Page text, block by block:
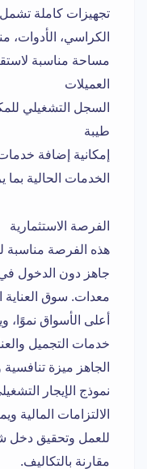
تجهيزات كاملة
الكراسي، الأدوات،
مساحة مناسبة
العميلات
السجل التشغيلي
طيبة
إمكانية إضافة
الخدمات الحالية بما
الفرصة الاستثمارية
هذه الفرصة مناسبة
جاهز دون الدخول
معدات. سوق العناية
أعلى الأسواق
خدمات التجميل
الجاهز ميزة
نموذج الإيجار
الالتزامات المالية
للعمل وتحقيق دخل
مقارنة بالتكاليف.